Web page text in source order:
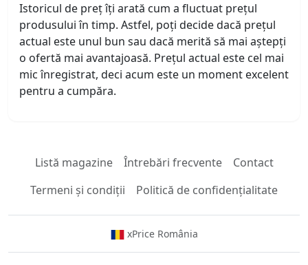
Istoricul de preț îți arată cum a fluctuat prețul
produsului în timp. Astfel, poți decide dacă prețul
actual este unul bun sau dacă merită să mai aștepți
o ofertă mai avantajoasă. Prețul actual este cel mai
mic înregistrat, deci acum este un moment excelent
pentru a cumpăra.
Listă magazine Întrebări frecvente
Contact
Termeni și condiții
Politică de confidențialitate
xPrice România